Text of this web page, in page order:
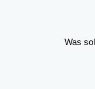
Was